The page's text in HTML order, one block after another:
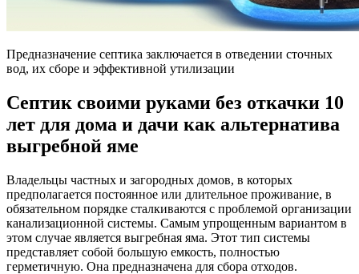
Предназначение септика заключается в отведении сточных
вод, их сборе и эффективной утилизации
Септик своими руками без откачки 10
лет для дома и дачи как альтернатива
выгребной яме
Владельцы частных и загородных домов, в которых
предполагается постоянное или длительное проживание, в
обязательном порядке сталкиваются с проблемой организации
канализационной системы. Самым упрощенным вариантом в
этом случае является выгребная яма. Этот тип системы
представляет собой большую емкость, полностью
герметичную. Она предназначена для сбора отходов.